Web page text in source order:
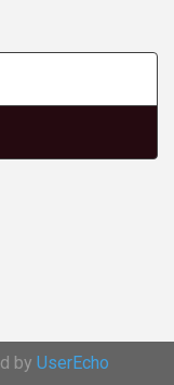
by UserEcho